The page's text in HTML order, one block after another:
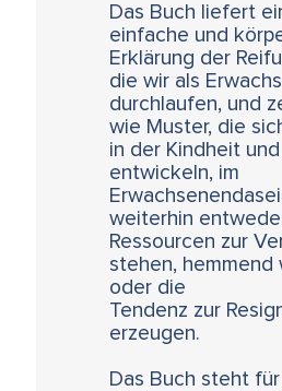
Das Buch liefert
einfache und
Erklärung der
die wir als
durchlaufen, und
wie Muster, die
in der Kindheit
entwickeln, im
weiterhin
Ressourcen zur
stehen, hemmend
oder die
Tendenz zur
erzeugen.
Das Buch steht